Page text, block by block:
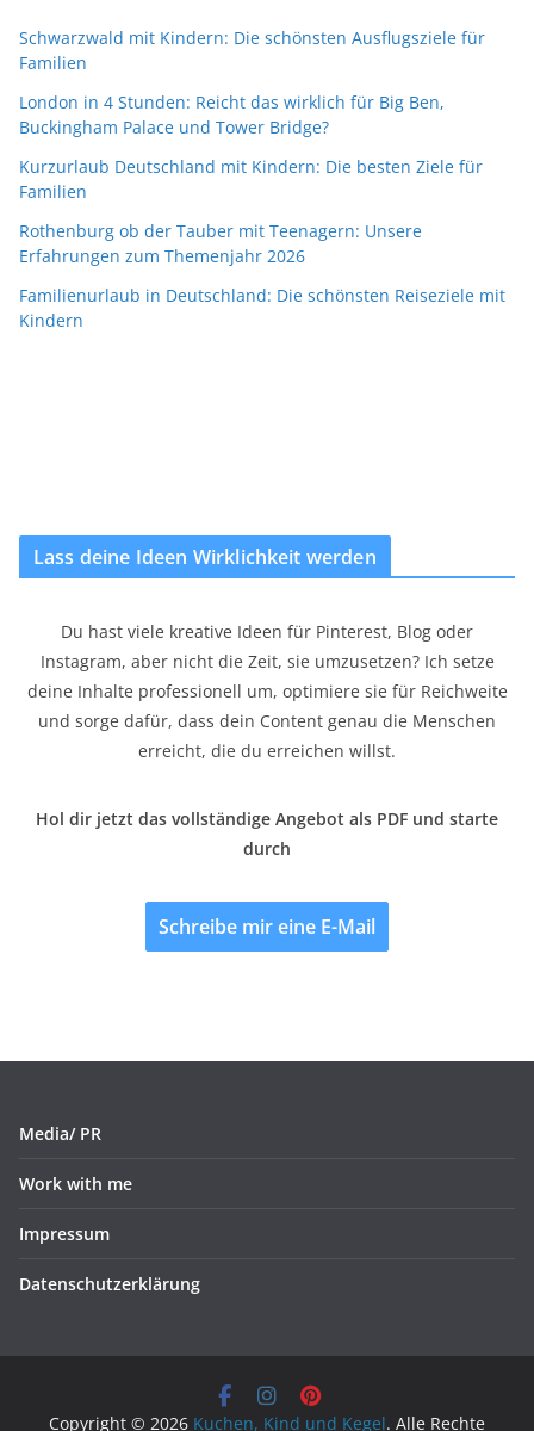
Schwarzwald mit Kindern: Die schönsten Ausflugsziele für
Familien
London in 4 Stunden: Reicht das wirklich für Big Ben,
Buckingham Palace und Tower Bridge?
Kurzurlaub Deutschland mit Kindern: Die besten Ziele für
Familien
Rothenburg ob der Tauber mit Teenagern: Unsere
Erfahrungen zum Themenjahr 2026
Familienurlaub in Deutschland: Die schönsten Reiseziele mit
Kindern
Lass deine Ideen Wirklichkeit werden
Du hast viele kreative Ideen für Pinterest, Blog oder
Instagram, aber nicht die Zeit, sie umzusetzen? Ich setze
deine Inhalte professionell um, optimiere sie für Reichweite
und sorge dafür, dass dein Content genau die Menschen
erreicht, die du erreichen willst.
Hol dir jetzt das vollständige Angebot als PDF und starte
durch
Schreibe mir eine E-Mail
Media/ PR
Work with me
Impressum
Datenschutzerklärung
Copyright © 2026 Kuchen, Kind und Kegel. Alle Rechte